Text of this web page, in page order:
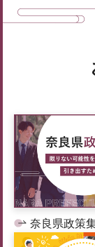
奈良県政策